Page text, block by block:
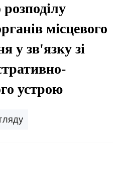
місцевого
у зв'язку зі
устрою